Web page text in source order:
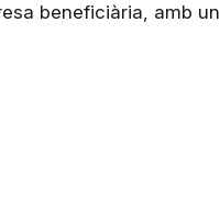
beneficiària, amb un